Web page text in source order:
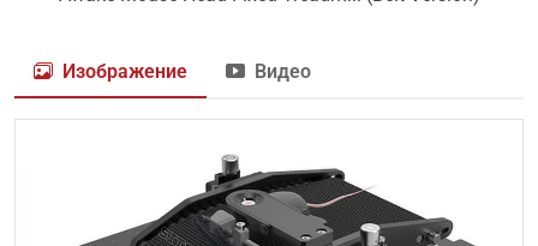
Изображение Видео